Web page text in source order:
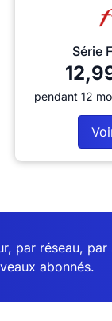
Série
pendant 12
par réseau,
abonnés.